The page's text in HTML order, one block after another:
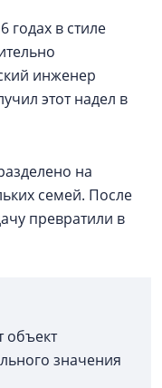
годах в стиле
инженер
этот надел в
на
семей. После
превратили в
объект
значения